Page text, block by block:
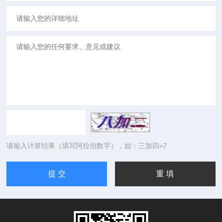
请输入计算结果（填写阿拉伯数字），如：三加四=7